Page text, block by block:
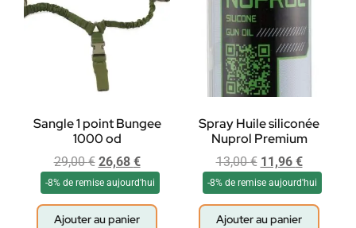
Sangle 1 point Bungee
1000 od
29,00€ 26,68 €
-8% de remise aujourd'hui
Ajouter au panier
Spray Huile siliconée
Nuprol Premium
13,00€ 11,96 €
-8% de remise aujourd'hui
Ajouter au panier